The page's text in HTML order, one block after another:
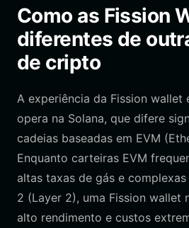
Como as Fission
diferentes de
de cripto
A experiência da Fission wallet
opera na Solana, que difere
cadeias baseadas em EVM
Enquanto carteiras EVM
altas taxas de gás e
2 (Layer 2), uma Fission wallet
alto rendimento e custos